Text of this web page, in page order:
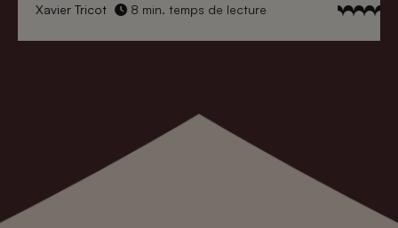
Xavier Tricot 8 min. temps de lecture